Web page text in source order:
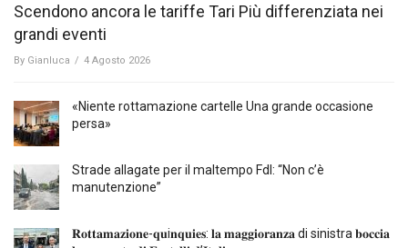
Scendono ancora le tariffe Tari Più differenziata nei
grandi eventi
By Gianluca / 4 Agosto 2026
«Niente rottamazione cartelle Una grande occasione
persa»
Strade allagate per il maltempo FdI: “Non c’è
manutenzione”
𝐑𝐨𝐭𝐭𝐚𝐦𝐚𝐳𝐢𝐨𝐧𝐞-𝐪𝐮i𝐧𝐪𝐮𝐢𝐞𝐬: 𝐥𝐚 𝐦𝐚𝐠𝐠𝐢𝐨𝐫𝐚𝐧𝐳𝐚 di sinistra 𝐛𝐨𝐜𝐜𝐢𝐚